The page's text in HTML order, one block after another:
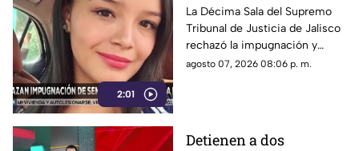
2:01
por el feminicidio de
Isis Urteaga
La Décima Sala del Supremo
Tribunal de Justicia de Jalisco
rechazó la impugnación y
confirmó la sentencia contra
agosto 07, 2026 08:06 p. m.
Detienen a dos